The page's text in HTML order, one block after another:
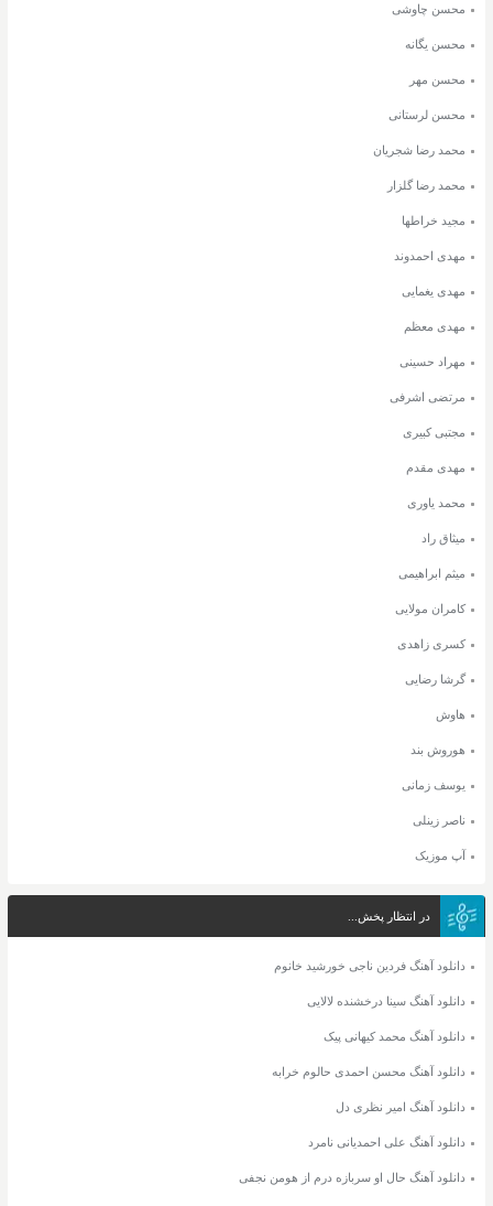
محسن چاوشی
محسن یگانه
محسن مهر
محسن لرستانی
محمد رضا شجریان
محمد رضا گلزار
مجید خراطها
مهدی احمدوند
مهدی یغمایی
مهدی معظم
مهراد حسینی
مرتضی اشرفی
مجتبی کبیری
مهدی مقدم
محمد یاوری
میثاق راد
میثم ابراهیمی
کامران مولایی
کسری زاهدی
گرشا رضایی
هاوش
هوروش بند
یوسف زمانی
ناصر زینلی
آپ موزیک
در انتظار پخش...
دانلود آهنگ فردین ناجی خورشید خانوم
دانلود آهنگ سینا درخشنده لالایی
دانلود آهنگ محمد کیهانی پیک
دانلود آهنگ محسن احمدی حالوم خرابه
دانلود آهنگ امیر نظری دل
دانلود آهنگ علی احمدیانی نامرد
دانلود آهنگ حال او سربازه درم از هومن نجفی